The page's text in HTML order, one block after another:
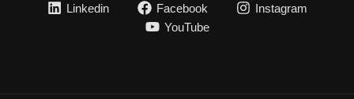
Linkedin Facebook
Instagram
YouTube